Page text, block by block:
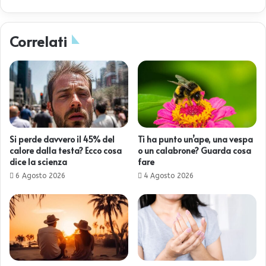
Correlati
Si perde davvero il 45% del
calore dalla testa? Ecco cosa
dice la scienza
6 Agosto 2026
Ti ha punto un’ape, una vespa
o un calabrone? Guarda cosa
fare
4 Agosto 2026